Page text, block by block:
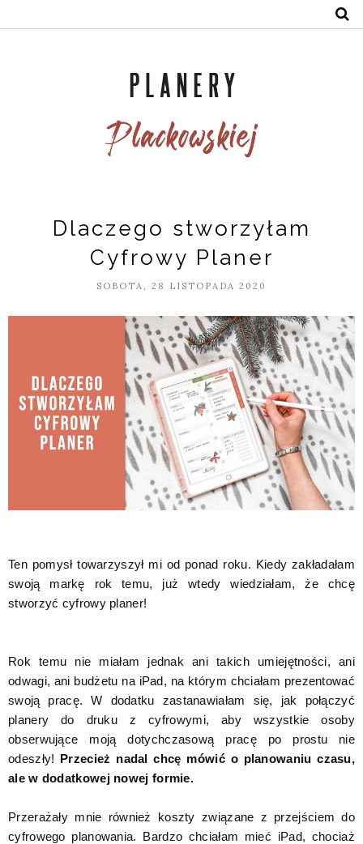
Dlaczego stworzyłam
Cyfrowy Planer
SOBOTA, 28 LISTOPADA 2020
Ten pomysł towarzyszył mi od ponad roku. Kiedy zakładałam
swoją markę rok temu, już wtedy wiedziałam, że chcę
stworzyć cyfrowy planer!
Rok temu nie miałam jednak ani takich umiejętności, ani
odwagi, ani budżetu na iPad, na którym chciałam prezentować
swoją pracę. W dodatku zastanawiałam się, jak połączyć
planery do druku z cyfrowymi, aby wszystkie osoby
obserwujące moją dotychczasową pracę po prostu nie
odeszły! Przecież nadal chcę mówić o planowaniu czasu,
ale w dodatkowej nowej formie.
Przerażały mnie również koszty związane z przejściem do
cyfrowego planowania. Bardzo chciałam mieć iPad, chociaż